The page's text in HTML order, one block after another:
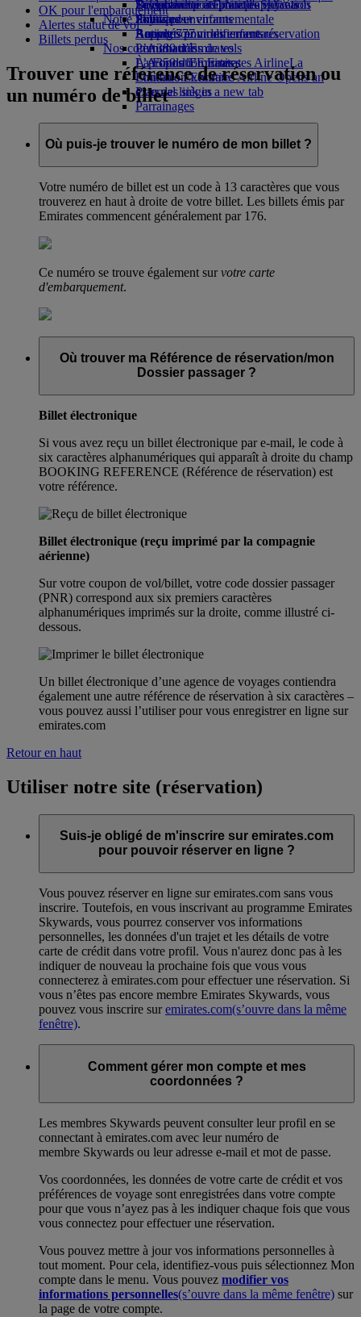
Boissons
Notre flotte
Boeing 777
L’A380 d’Emirates
L’A350 d’Emirates
Emirates Executive
Plan des sièges
Divertissements pour les enfants
Jouets pour enfants
Activités pour les enfants
La durabilité en pratique
Politique environnementale
Rapports environnementaux
Nos communautés
La Fondation Emirates AirlineLa
Fondation Emirates Airline Opens an
external link in a new tab
Parrainages
Se connecter à Emirates Skywards
Skywards+
Téléphone portable et l'application
Emirates
Annuler ou modifier une réservation
Perturbations de vols
À propos d’Emirates
OK pour l'embarquement
Alertes statut de vol
Billets perdus
Trouver une référence de réservation ou
un numéro de billet
Où puis-je trouver le numéro de mon billet ?
Votre numéro de billet est un code à 13 caractères que vous
trouverez en haut à droite de votre billet. Les billets émis par
Emirates commencent généralement par 176.
Ce numéro se trouve également survotre carte
d'embarquement.
Où trouver ma Référence de réservation/mon
Dossier passager ?
Billet électronique
Si vous avez reçu un billet électronique par e-mail, le code à
six caractères alphanumériques qui apparaît à droite du champ
BOOKING REFERENCE (Référence de réservation) est
votre référence.
Billet électronique (reçu imprimé par la compagnie
aérienne)
Sur votre coupon de vol/billet, votre code dossier passager
(PNR) correspond aux six premiers caractères
alphanumériques imprimés sur la droite, comme illustré ci-
dessous.
Un billet électronique d’une agence de voyages contiendra
également une autre référence de réservation à six caractères –
vous pouvez aussi l’utiliser pour vous enregistrer en ligne sur
emirates.com
Retour en haut
Utiliser notre site (réservation)
Suis-je obligé de m'inscrire sur emirates.com
pour pouvoir réserver en ligne ?
Vous pouvez réserver en ligne sur emirates.com sans vous
inscrire. Toutefois, en vous inscrivant au programme Emirates
Skywards, vous pourrez conserver vos informations
personnelles, les données d'un trajet et les détails de votre
carte de crédit dans votre profil. Vous n'aurez donc pas à les
indiquer de nouveau la prochaine fois que vous vous
connecterez à emirates.com pour effectuer une réservation. Si
vous n’êtes pas encore membre Emirates Skywards, vous
pouvez vous inscrire suremirates.com(s’ouvre dans la même
fenêtre).
Comment gérer mon compte et mes
coordonnées ?
Les membres Skywards peuvent consulter leur profil en se
connectant à emirates.com avec leur numéro de
membre Skywards ou leur adresse e-mail et mot de passe.
Vos coordonnées, les données de votre carte de crédit et vos
préférences de voyage sont enregistrées dans votre compte
pour que vous n’ayez pas à les indiquer chaque fois que vous
vous connectez pour effectuer une réservation.
Vous pouvez mettre à jour vos informations personnelles à
tout moment. Pour cela, identifiez-vous puis sélectionnez Mon
compte dans le menu. Vous pouvez modifier vos
informations personnelles(s’ouvre dans la même fenêtre) sur
la page de votre compte.